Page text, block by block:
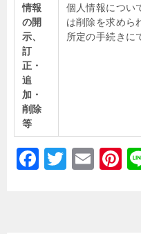
情報
の開
示、
訂
正・
追
加・
削除
等
個人情報につい
は削除を求めら
所定の手続きに
F
T
E
Pi